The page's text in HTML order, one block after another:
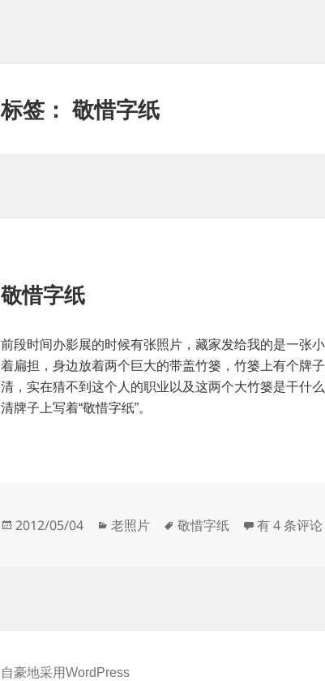
标签：敬惜字纸
敬惜字纸
前段时间办影展的时候有张照片，藏家发给我的是一张
着扁担，身边放着两个巨大的带盖竹篓，竹篓上有个牌
清，实在猜不到这个人的职业以及这两个大竹篓是干什
清牌子上写着“敬惜字纸”。
发
2012/05/04
分
老照片
标
敬惜字纸 敬惜字纸
有 4 条评论
自豪地采用WordPress